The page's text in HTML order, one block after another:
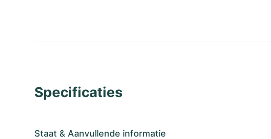
Specificaties
Staat & Aanvullende informatie